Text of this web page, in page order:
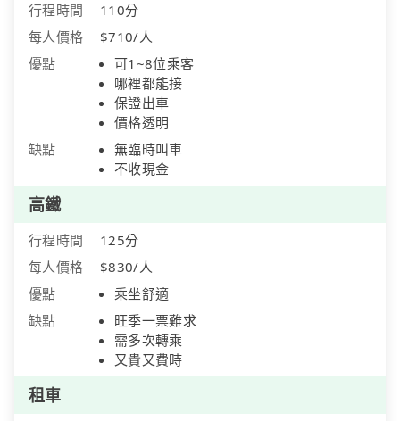
行程時間
110分
每人價格
$710/人
優點
可1~8位乘客
哪裡都能接
保證出車
價格透明
缺點
無臨時叫車
不收現金
高鐵
行程時間
125分
每人價格
$830/人
優點
乘坐舒適
缺點
旺季一票難求
需多次轉乘
又貴又費時
租車